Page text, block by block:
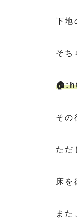
下地
そち
🏠:
その
ただ
床を
ま